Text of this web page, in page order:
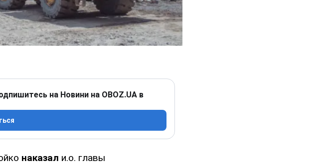
на Новини на OBOZ.UA в
наказал и.о. главы